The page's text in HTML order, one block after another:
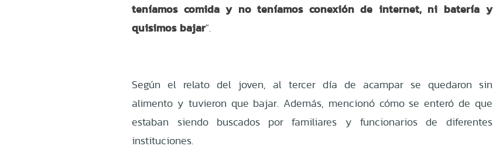
teníamos comida y no teníamos conexión de internet, ni batería y
quisimos bajar".
Según el relato del joven, al tercer día de acampar se quedaron sin
alimento y tuvieron que bajar. Además, mencionó cómo se enteró de que
estaban siendo buscados por familiares y funcionarios de diferentes
instituciones.